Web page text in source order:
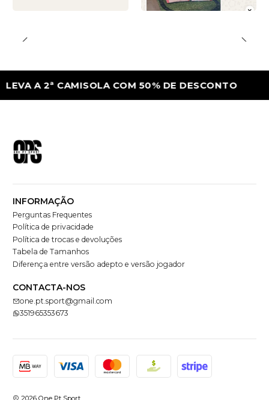
2ª CAMISOLA COM 50% DE DESCONTO
INFORMAÇÃO
Perguntas Frequentes
Política de privacidade
Política de trocas e devoluções
Tabela de Tamanhos
Diferença entre versão adepto e versão jogador
CONTACTA-NOS
one.pt.sport@gmail.com
351965353673
2026 One Pt Sport.